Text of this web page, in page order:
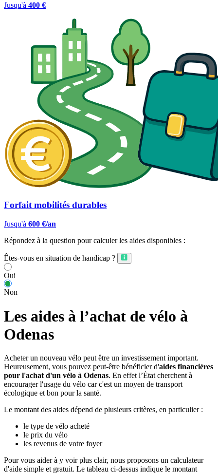
Jusqu'à 400 €
Forfait mobilités durables
Jusqu'à 600 €/an
Répondez à la question pour calculer les aides disponibles :
Êtes-vous en situation de handicap ?
Oui
Non
Les aides à l’achat de vélo à
Odenas
Acheter un nouveau vélo peut être un investissement important.
Heureusement, vous pouvez peut-être bénéficier d'aides financières
pour l'achat d'un vélo à Odenas. En effet l’État cherchent à
encourager l'usage du vélo car c'est un moyen de transport
écologique et bon pour la santé.
Le montant des aides dépend de plusieurs critères, en particulier :
le type de vélo acheté
le prix du vélo
les revenus de votre foyer
Pour vous aider à y voir plus clair, nous proposons un calculateur
d'aide simple et gratuit. Le tableau ci-dessus indique le montant